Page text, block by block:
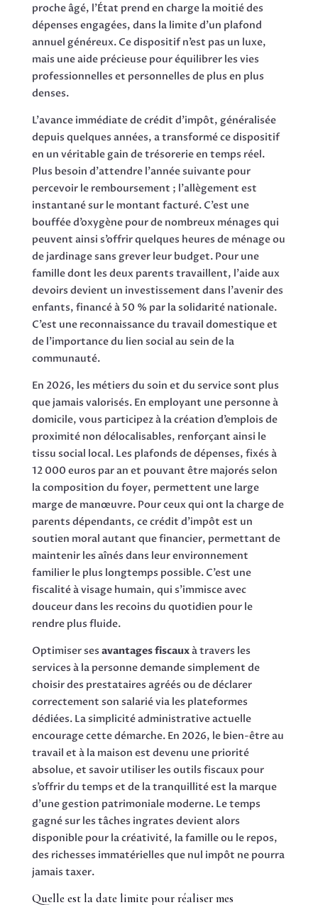
proche âgé, l’État prend en charge la moitié des
dépenses engagées, dans la limite d’un plafond
annuel généreux. Ce dispositif n’est pas un luxe,
mais une aide précieuse pour équilibrer les vies
professionnelles et personnelles de plus en plus
denses.
L’avance immédiate de crédit d’impôt, généralisée
depuis quelques années, a transformé ce dispositif
en un véritable gain de trésorerie en temps réel.
Plus besoin d’attendre l’année suivante pour
percevoir le remboursement ; l’allègement est
instantané sur le montant facturé. C’est une
bouffée d’oxygène pour de nombreux ménages qui
peuvent ainsi s’offrir quelques heures de ménage ou
de jardinage sans grever leur budget. Pour une
famille dont les deux parents travaillent, l’aide aux
devoirs devient un investissement dans l’avenir des
enfants, financé à 50 % par la solidarité nationale.
C’est une reconnaissance du travail domestique et
de l’importance du lien social au sein de la
communauté.
En 2026, les métiers du soin et du service sont plus
que jamais valorisés. En employant une personne à
domicile, vous participez à la création d’emplois de
proximité non délocalisables, renforçant ainsi le
tissu social local. Les plafonds de dépenses, fixés à
12 000 euros par an et pouvant être majorés selon
la composition du foyer, permettent une large
marge de manœuvre. Pour ceux qui ont la charge de
parents dépendants, ce crédit d’impôt est un
soutien moral autant que financier, permettant de
maintenir les aînés dans leur environnement
familier le plus longtemps possible. C’est une
fiscalité à visage humain, qui s’immisce avec
douceur dans les recoins du quotidien pour le
rendre plus fluide.
Optimiser ses avantages fiscauxà travers les
services à la personne demande simplement de
choisir des prestataires agréés ou de déclarer
correctement son salarié via les plateformes
dédiées. La simplicité administrative actuelle
encourage cette démarche. En 2026, le bien-être au
travail et à la maison est devenu une priorité
absolue, et savoir utiliser les outils fiscaux pour
s’offrir du temps et de la tranquillité est la marque
d’une gestion patrimoniale moderne. Le temps
gagné sur les tâches ingrates devient alors
disponible pour la créativité, la famille ou le repos,
des richesses immatérielles que nul impôt ne pourra
jamais taxer.
Quelle est la date limite pour réaliser mes